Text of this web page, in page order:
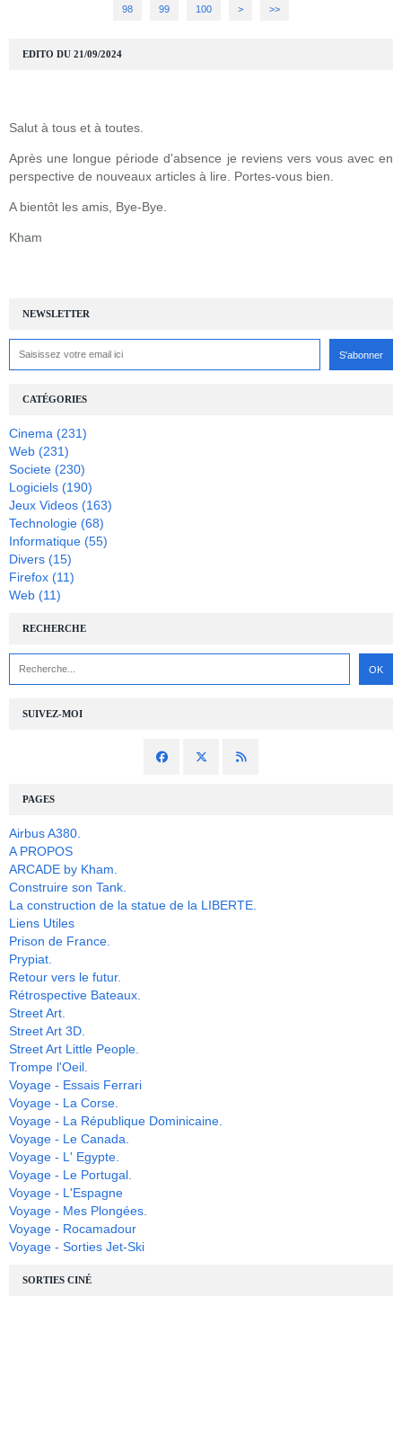
98 99 100 > >>
NEWSLETTER
SUIVEZ-MOI
RECHERCHE
PAGES
Airbus A380.
A PROPOS
ARCADE by Kham.
Construire son Tank.
La construction de la statue de la LIBERTE.
Liens Utiles
Prison de France.
Prypiat.
Retour vers le futur.
Rétrospective Bateaux.
Street Art.
Street Art 3D.
Street Art Little People.
Trompe l'Oeil.
Voyage - Essais Ferrari
Voyage - La Corse.
Voyage - La République Dominicaine.
Voyage - Le Canada.
Voyage - L' Egypte.
Voyage - Le Portugal.
Voyage - L'Espagne
Voyage - Mes Plongées.
Voyage - Rocamadour
Voyage - Sorties Jet-Ski
CATÉGORIES
Cinema (231)
Web (231)
Societe (230)
Logiciels (190)
Jeux Videos (163)
Technologie (68)
Informatique (55)
Divers (15)
Firefox (11)
Web (11)
EDITO DU 21/09/2024
Salut à tous et à toutes.
Après une longue période d'absence je reviens vers vous avec en
perspective de nouveaux articles à lire. Portes-vous bien.
A bientôt les amis, Bye-Bye.
Kham
SORTIES CINÉ